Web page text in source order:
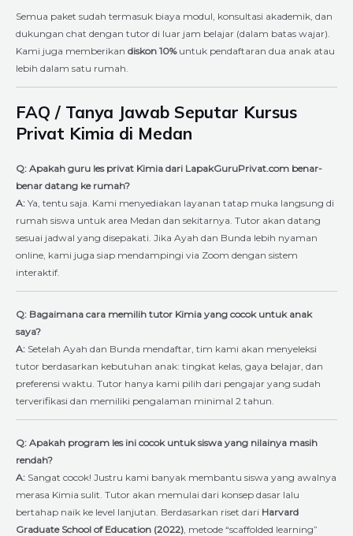
Semua paket sudah termasuk biaya modul, konsultasi akademik, dan
dukungan chat dengan tutor di luar jam belajar (dalam batas wajar).
Kami juga memberikan diskon 10%untuk pendaftaran dua anak atau
lebih dalam satu rumah.
FAQ / Tanya Jawab Seputar Kursus
Privat Kimia di Medan
Q: Apakah guru les privat Kimia dari LapakGuruPrivat.com benar-
benar datang ke rumah?
A: Ya, tentu saja. Kami menyediakan layanan tatap muka langsung di
rumah siswa untuk area Medan dan sekitarnya. Tutor akan datang
sesuai jadwal yang disepakati. Jika Ayah dan Bunda lebih nyaman
online, kami juga siap mendampingi via Zoom dengan sistem
interaktif.
Q: Bagaimana cara memilih tutor Kimia yang cocok untuk anak
saya?
A: Setelah Ayah dan Bunda mendaftar, tim kami akan menyeleksi
tutor berdasarkan kebutuhan anak: tingkat kelas, gaya belajar, dan
preferensi waktu. Tutor hanya kami pilih dari pengajar yang sudah
terverifikasi dan memiliki pengalaman minimal 2 tahun.
Q: Apakah program les ini cocok untuk siswa yang nilainya masih
rendah?
A: Sangat cocok! Justru kami banyak membantu siswa yang awalnya
merasa Kimia sulit. Tutor akan memulai dari konsep dasar lalu
bertahap naik ke level lanjutan. Berdasarkan riset dari Harvard
Graduate School of Education (2022) , metode “scaffolded learning”